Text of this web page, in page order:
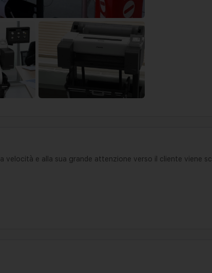
velocità e alla sua grande attenzione verso il cliente viene